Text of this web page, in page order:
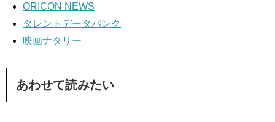
ORICON NEWS
タレントデータバンク
映画ナタリー
あわせて読みたい